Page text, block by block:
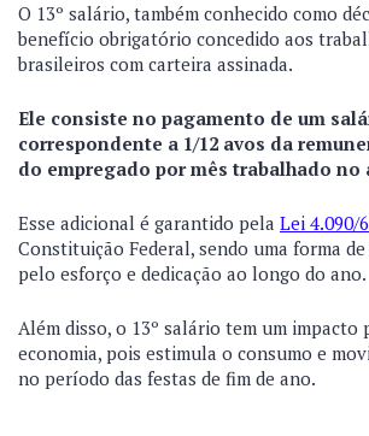
O 13º salário, também conhecido como
benefício obrigatório concedido aos
brasileiros com carteira assinada.
Ele consiste no pagamento de um
correspondente a 1/12 avos da
do empregado por mês trabalhado no
Esse adicional é garantido pela Lei 4.090/
Constituição Federal, sendo uma forma
pelo esforço e dedicação ao longo do ano.
Além disso, o 13º salário tem um impacto
economia, pois estimula o consumo e
no período das festas de fim de ano.